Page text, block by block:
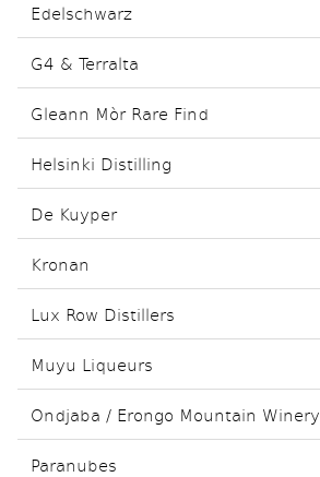
Edelschwarz
G4 & Terralta
Gleann Mòr Rare Find
Helsinki Distilling
De Kuyper
Kronan
Lux Row Distillers
Muyu Liqueurs
Ondjaba / Erongo Mountain Winery
Paranubes